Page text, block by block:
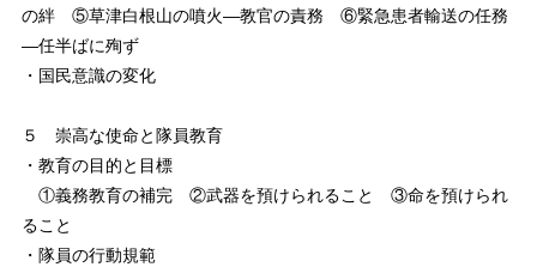
の絆 ⑤草津白根山の噴火―教官の責務 ⑥緊急患者輸送の任務
―任半ばに殉ず
・国民意識の変化
５ 崇高な使命と隊員教育
・教育の目的と目標
①義務教育の補完 ②武器を預けられること ③命を預けられ
ること
・隊員の行動規範